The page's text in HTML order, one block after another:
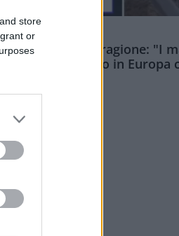
store
or
ESTERI
Meloni aveva ragione: "I
Ceuta sbarcano in Europa